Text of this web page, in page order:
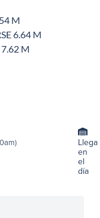
M
6.64 M
M
Llega
en
el
día